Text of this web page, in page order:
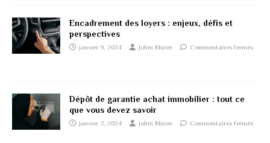
Encadrement des loyers : enjeux, défis et
perspectives
janvier 9, 2024 Johm Mizier Commentaires fermés
Dépôt de garantie achat immobilier : tout ce
que vous devez savoir
janvier 7, 2024 Johm Mizier Commentaires fermés